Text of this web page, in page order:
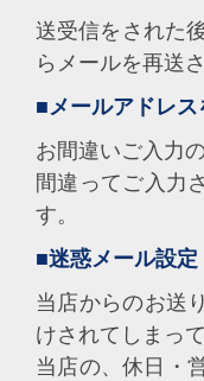
送受信をされた
らメールを再送
■メールアドレス
お間違いご入力
間違ってご入力
す。
■迷惑メール設定
当店からのお送
けされてしまっ
当店の、休日・